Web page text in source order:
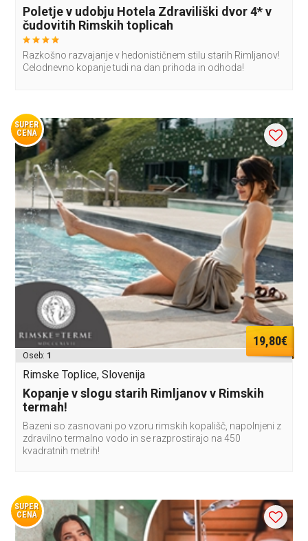
Poletje v udobju Hotela Zdraviliški dvor 4* v
čudovitih Rimskih toplicah
Razkošno razvajanje v hedonističnem stilu starih Rimljanov!
Celodnevno kopanje tudi na dan prihoda in odhoda!
SUPER
CENA
19,80€
Oseb: 1
Rimske Toplice, Slovenija
Kopanje v slogu starih Rimljanov v Rimskih
termah!
Bazeni so zasnovani po vzoru rimskih kopališč, napolnjeni z
zdravilno termalno vodo in se razprostirajo na 450
kvadratnih metrih!
SUPER
CENA